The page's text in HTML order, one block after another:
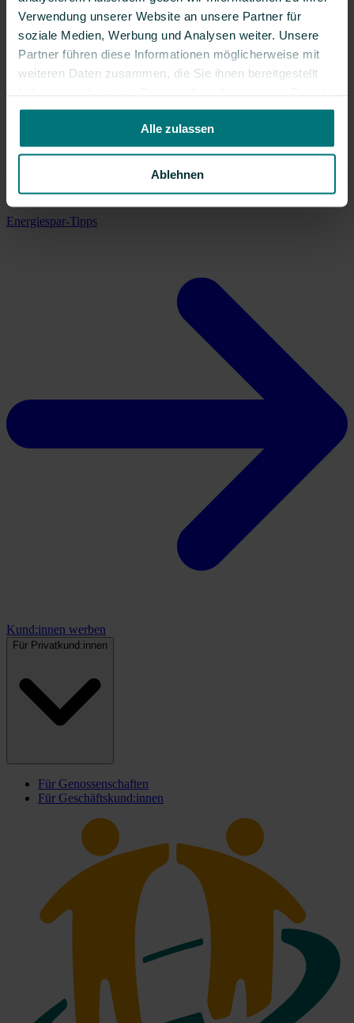
Verwendung unserer Website an unsere Partner für
soziale Medien, Werbung und Analysen weiter. Unsere
Partner führen diese Informationen möglicherweise mit
weiteren Daten zusammen, die Sie ihnen bereitgestellt
gesammelt haben.
Alle zulassen
Ablehnen
Energiespar-Tipps
Kund:innen werben
Für Privatkund:innen
Für Genossenschaften
Für Geschäftskund:innen